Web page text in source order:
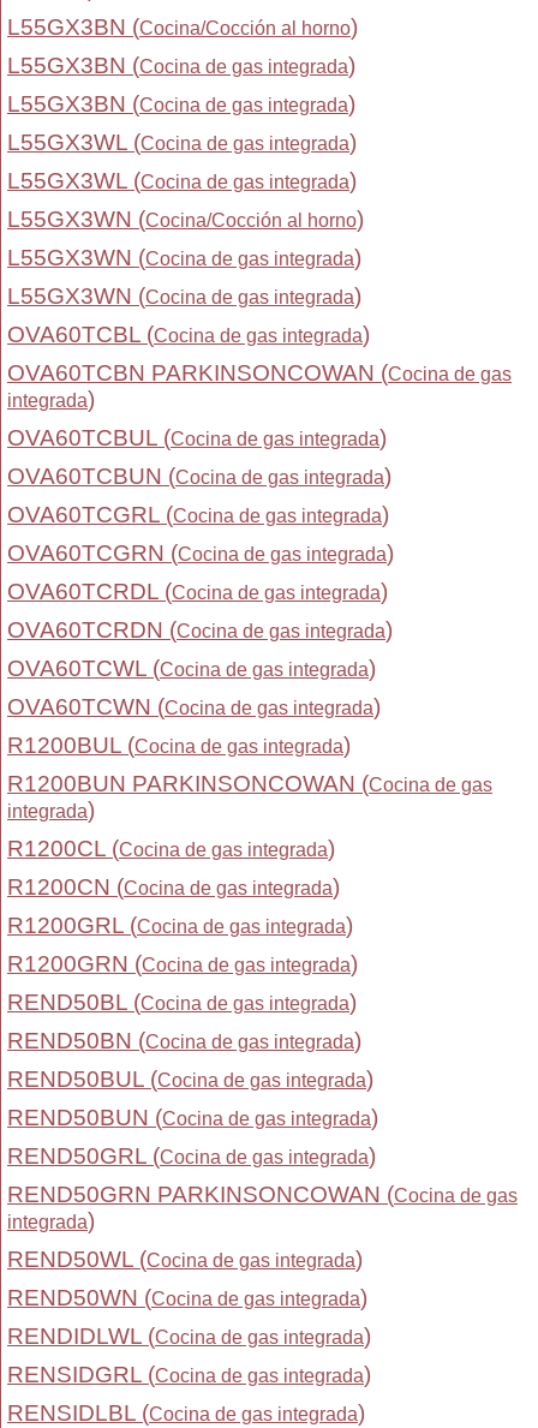
L55GX3BN (Cocina/Cocción al horno)
L55GX3BN (Cocina de gas integrada)
L55GX3BN (Cocina de gas integrada)
L55GX3WL (Cocina de gas integrada)
L55GX3WL (Cocina de gas integrada)
L55GX3WN (Cocina/Cocción al horno)
L55GX3WN (Cocina de gas integrada)
L55GX3WN (Cocina de gas integrada)
OVA60TCBL (Cocina de gas integrada)
OVA60TCBN PARKINSONCOWAN (Cocina de gas
integrada)
OVA60TCBUL (Cocina de gas integrada)
OVA60TCBUN (Cocina de gas integrada)
OVA60TCGRL (Cocina de gas integrada)
OVA60TCGRN (Cocina de gas integrada)
OVA60TCRDL (Cocina de gas integrada)
OVA60TCRDN (Cocina de gas integrada)
OVA60TCWL (Cocina de gas integrada)
OVA60TCWN (Cocina de gas integrada)
R1200BUL (Cocina de gas integrada)
R1200BUN PARKINSONCOWAN (Cocina de gas
integrada)
R1200CL (Cocina de gas integrada)
R1200CN (Cocina de gas integrada)
R1200GRL (Cocina de gas integrada)
R1200GRN (Cocina de gas integrada)
REND50BL (Cocina de gas integrada)
REND50BN (Cocina de gas integrada)
REND50BUL (Cocina de gas integrada)
REND50BUN (Cocina de gas integrada)
REND50GRL (Cocina de gas integrada)
REND50GRN PARKINSONCOWAN (Cocina de gas
integrada)
REND50WL (Cocina de gas integrada)
REND50WN (Cocina de gas integrada)
RENDIDLWL (Cocina de gas integrada)
RENSIDGRL (Cocina de gas integrada)
RENSIDLBL (Cocina de gas integrada)